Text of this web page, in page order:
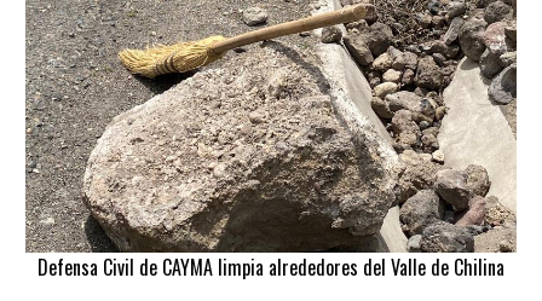
Defensa Civil de CAYMA limpia alrededores del Valle de Chilina